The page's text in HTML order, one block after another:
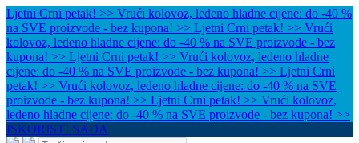
Ljetni Crni petak! >> Vrući kolovoz, ledeno hladne cijene: do -40 %
na SVE proizvode - bez kupona! >> Ljetni Crni petak! >> Vrući
kolovoz, ledeno hladne cijene: do -40 % na SVE proizvode - bez
kupona! >> Ljetni Crni petak! >> Vrući kolovoz, ledeno hladne
cijene: do -40 % na SVE proizvode - bez kupona! >> Ljetni Crni
petak! >> Vrući kolovoz, ledeno hladne cijene: do -40 % na SVE
proizvode - bez kupona! >> Ljetni Crni petak! >> Vrući kolovoz,
ledeno hladne cijene: do -40 % na SVE proizvode - bez kupona! >>
ISKORISTI SADA